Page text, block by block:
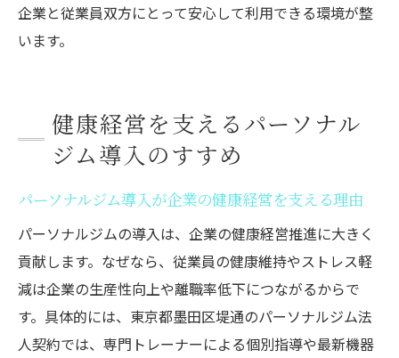
企業と従業員双方にとって安心して利用できる環境が整
います。
健康経営を支えるパーソナル
ジム導入のすすめ
パーソナルジム導入が企業の健康経営を支える理由
パーソナルジムの導入は、企業の健康経営推進に大きく
貢献します。なぜなら、従業員の健康維持やストレス軽
減は企業の生産性向上や離職率低下につながるからで
す。具体的には、東京都墨田区堤通のパーソナルジム法
人契約では、専門トレーナーによる個別指導や最新機器